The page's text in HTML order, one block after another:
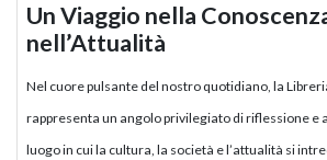
Un Viaggio nella
nell’Attualità
Nel cuore pulsante del nostro quotidiano, la
rappresenta un angolo privilegiato di riflessione e
luogo in cui la cultura, la società e l’attualità si